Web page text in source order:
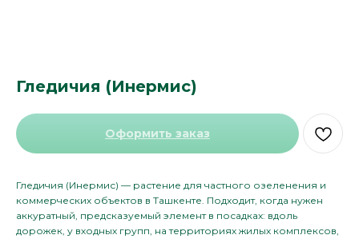
Гледичия (Инермис)
Оформить заказ
Гледичия (Инермис) — растение для частного озеленения и
коммерческих объектов в Ташкенте. Подходит, когда нужен
аккуратный, предсказуемый элемент в посадках: вдоль
дорожек, у входных групп, на территориях жилых комплексов,